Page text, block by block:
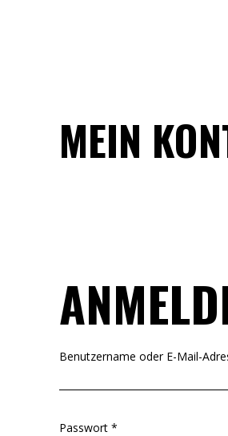
MEIN
Benutzername oder E-Mail-
Passwort *